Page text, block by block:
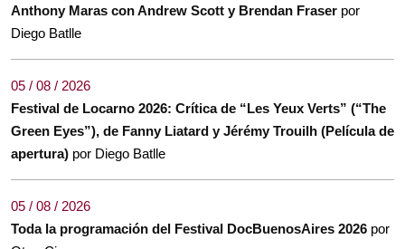
Anthony Maras con Andrew Scott y Brendan Fraser por
Diego Batlle
05 / 08 / 2026
Festival de Locarno 2026: Crítica de “Les Yeux Verts” (“The
Green Eyes”), de Fanny Liatard y Jérémy Trouilh (Película de
apertura) por Diego Batlle
05 / 08 / 2026
Toda la programación del Festival DocBuenosAires 2026 por